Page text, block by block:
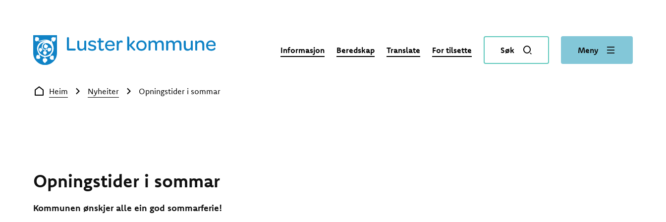
Informasjon Beredskap Translate For tilsette Søk Meny
Du er her:
Heim Nyheiter Opningstider i sommar
Opningstider i sommar
Kommunen ønskjer alle ein god sommarferie!